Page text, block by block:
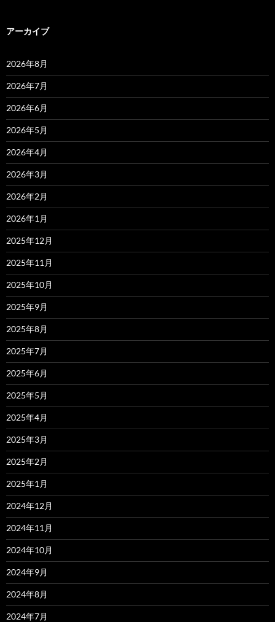
アーカイブ
2026年8月
2026年7月
2026年6月
2026年5月
2026年4月
2026年3月
2026年2月
2026年1月
2025年12月
2025年11月
2025年10月
2025年9月
2025年8月
2025年7月
2025年6月
2025年5月
2025年4月
2025年3月
2025年2月
2025年1月
2024年12月
2024年11月
2024年10月
2024年9月
2024年8月
2024年7月